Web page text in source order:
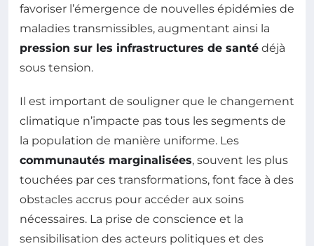
favoriser l’émergence de nouvelles épidémies de
maladies transmissibles, augmentant ainsi la
pression sur les infrastructures de santé déjà
sous tension.
Il est important de souligner que le changement
climatique n’impacte pas tous les segments de
la population de manière uniforme. Les
communautés marginalisées, souvent les plus
touchées par ces transformations, font face à des
obstacles accrus pour accéder aux soins
nécessaires. La prise de conscience et la
sensibilisation des acteurs politiques et des